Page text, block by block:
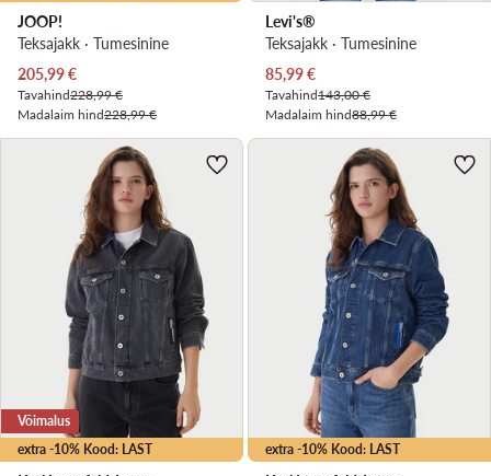
JOOP!
Teksajakk · Tumesinine
Praegune hind
205,99€
Tavahind228,99 €
Madalaim hind228,99 €
Levi's®
Teksajakk · Tumesinine
Praegune hind
85,99€
Tavahind143,00 €
Madalaim hind88,99 €
extra -10% Kood: LAST
Võimalus
extra -10% Kood: LAST